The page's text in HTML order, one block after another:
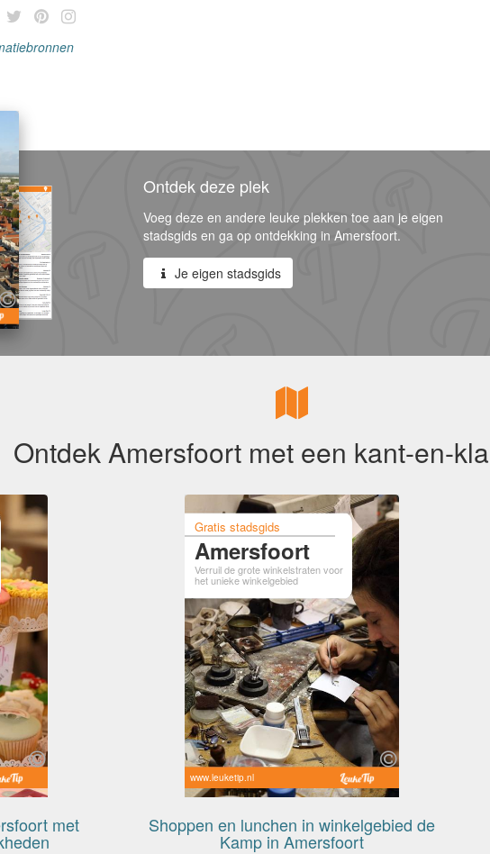
Ontdek deze plek
Voeg deze en andere leuke plekken toe aan je eigen
stadsgids en ga op ontdekking in Amersfoort.
Je eigen stadsgids
Ontdek Amersfoort met een kant-en-
met
Gratis stadsgids
Amersfoort
Verruil de grote winkelstraten voor
het unieke winkelgebied
www.leuketip.nl
Shoppen en lunchen in winkelgebied de
Kamp in Amersfoort